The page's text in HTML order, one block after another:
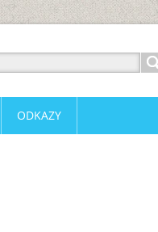
ODKAZY